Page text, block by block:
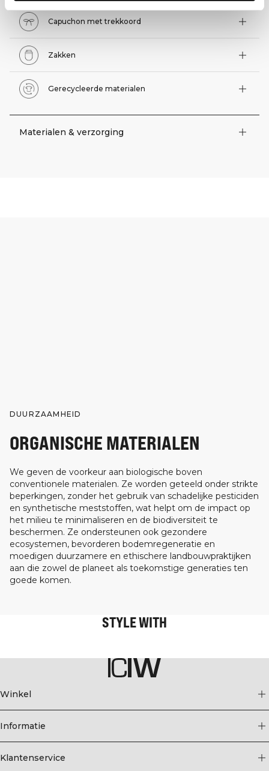
Capuchon met trekkoord
Zakken
Gerecycleerde materialen
Materialen & verzorging
DUURZAAMHEID
ORGANISCHE MATERIALEN
We geven de voorkeur aan biologische boven
conventionele materialen. Ze worden geteeld onder strikte
beperkingen, zonder het gebruik van schadelijke pesticiden
en synthetische meststoffen, wat helpt om de impact op
het milieu te minimaliseren en de biodiversiteit te
beschermen. Ze ondersteunen ook gezondere
ecosystemen, bevorderen bodemregeneratie en
moedigen duurzamere en ethischere landbouwpraktijken
aan die zowel de planeet als toekomstige generaties ten
goede komen.
STYLE WITH
Winkel
Informatie
Klantenservice